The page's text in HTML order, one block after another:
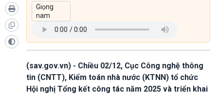
(sav.gov.vn) - Chiều 02/12, Cục Công nghệ thông
tin (CNTT), Kiểm toán nhà nước (KTNN) tổ chức
Hội nghị Tổng kết công tác năm 2025 và triển khai